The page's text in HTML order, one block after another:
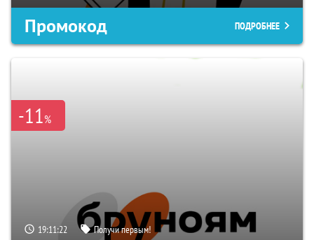
Промокод ПОДРОБНЕЕ
-11%
19:11:21 Получи первым!